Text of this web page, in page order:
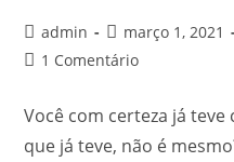
admin março 1, 2021
1 Comentário
Você com certeza já
que já teve, não é